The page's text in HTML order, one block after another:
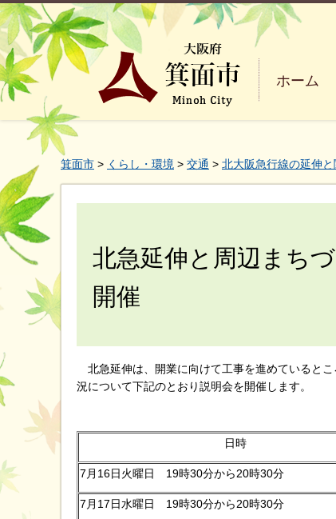
ホーム
箕面市 > くらし・環境 > 交通 > 北大阪急行線の延伸と
北急延伸と周辺まち
開催
北急延伸は、開業に向けて工事を進めていると
況について下記のとおり説明会を開催します。
日時
7月16日火曜日 19時30分から20時30分
7月17日水曜日 19時30分から20時30分